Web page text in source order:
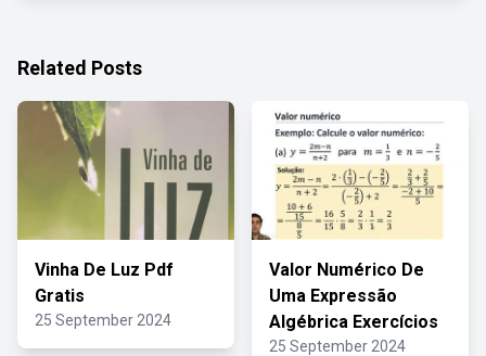
Related Posts
Vinha De Luz Pdf
Gratis
25 September 2024
Valor Numérico De
Uma Expressão
Algébrica Exercícios
25 September 2024